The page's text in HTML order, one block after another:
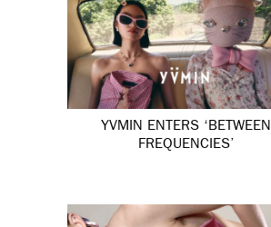
YVMIN ENTERS ‘BETWEEN
FREQUENCIES’